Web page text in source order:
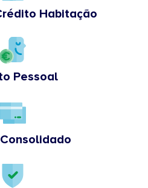
Habitação
Pessoal